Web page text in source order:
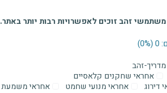
משתמשי זהב זוכים לאפשרויות רבות יותר באתר.
מדריך-זהב
אחראי שחקנים קלאסיים
דירוג אחראי מנועי שחמט אחראי משמעת